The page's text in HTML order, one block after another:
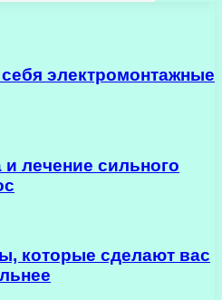
электромонтажные
лечение сильного
которые сделают вас